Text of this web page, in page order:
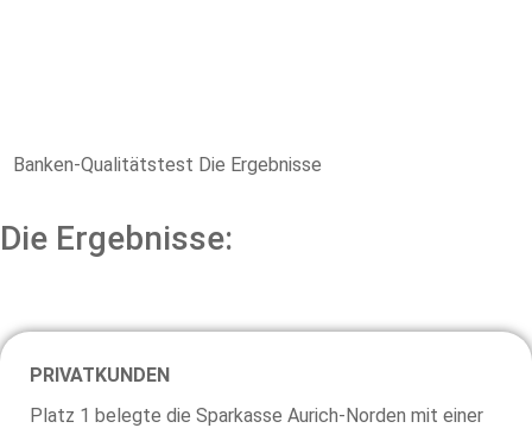
Banken-Qualitätstest Die Ergebnisse
Die Ergebnisse:
PRIVATKUNDEN
Platz 1 belegte die Sparkasse Aurich-Norden mit einer